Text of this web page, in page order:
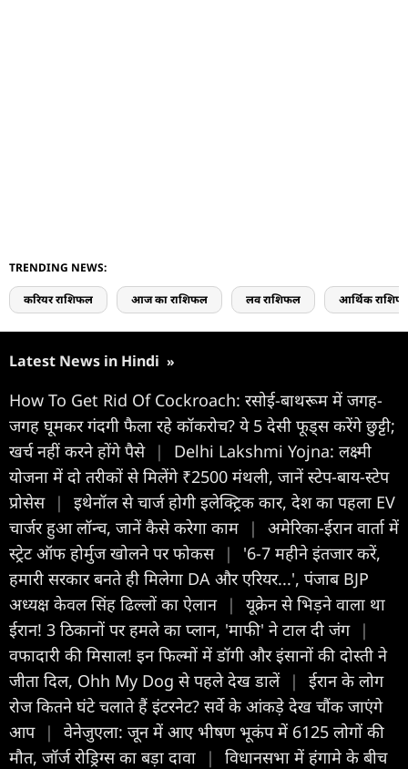
TRENDING NEWS:
करियर राशिफल आज का राशिफल लव राशिफल आर्थिक
Latest News in Hindi »
How To Get Rid Of Cockroach: रसोई-बाथरूम में जगह-
जगह घूमकर गंदगी फैला रहे कॉकरोच? ये 5 देसी फूड्स करेंगे छुट्टी;
खर्च नहीं करने होंगे पैसे |
Delhi Lakshmi Yojna: लक्ष्मी
योजना में दो तरीकों से मिलेंगे ₹2500 मंथली, जानें स्टेप-बाय-स्टेप
प्रोसेस |
इथेनॉल से चार्ज होगी इलेक्ट्रिक कार, देश का पहला EV
चार्जर हुआ लॉन्च, जानें कैसे करेगा काम
|
अमेरिका-ईरान वार्ता में
स्ट्रेट ऑफ होर्मुज खोलने पर फोकस |
'6-7 महीने इंतजार करें,
हमारी सरकार बनते ही मिलेगा DA और एरियर...', पंजाब BJP
अध्यक्ष केवल सिंह ढिल्लों का ऐलान |
यूक्रेन से भिड़ने वाला था
ईरान! 3 ठिकानों पर हमले का प्लान, 'माफी' ने टाल दी जंग |
वफादारी की मिसाल! इन फिल्मों में डॉगी और इंसानों की दोस्ती ने
जीता दिल, Ohh My Dog से पहले देख डालें |
ईरान के लोग
रोज कितने घंटे चलाते हैं इंटरनेट? सर्वे के आंकड़े देख चौंक जाएंगे
आप |
वेनेजुएला: जून में आए भीषण भूकंप में 6125 लोगों की
मौत, जॉर्ज रोड्रिग्स का बड़ा दावा
|
विधानसभा में हंगामे के बीच